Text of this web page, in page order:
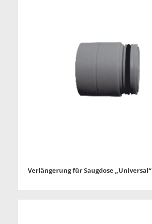
Verlängerung für Saugdose „Universal“